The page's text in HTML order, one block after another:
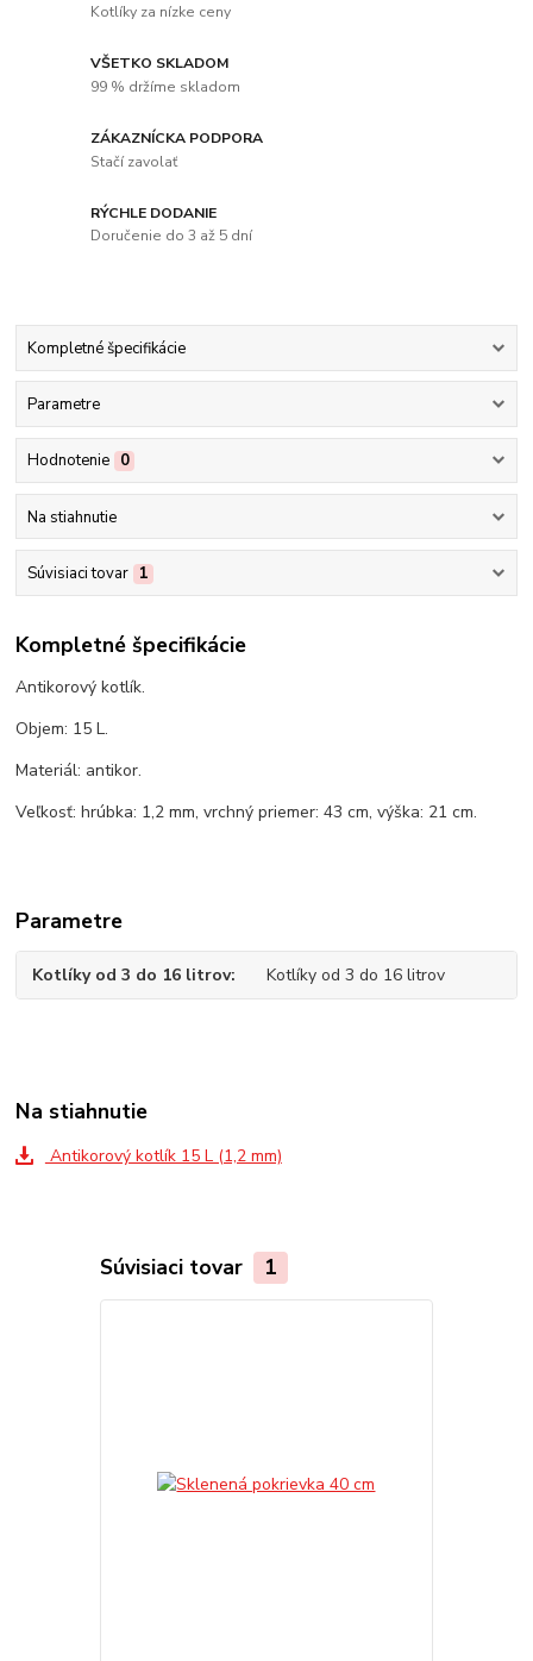
Kotlíky za nízke ceny
VŠETKO SKLADOM
99 % držíme skladom
ZÁKAZNÍCKA PODPORA
Stačí zavolať
RÝCHLE DODANIE
Doručenie do 3 až 5 dní
Kompletné špecifikácie
Parametre
Hodnotenie 0
Na stiahnutie
Súvisiaci tovar 1
Kompletné špecifikácie
Antikorový kotlík.
Objem: 15 L.
Materiál: antikor.
Veľkosť: hrúbka: 1,2 mm, vrchný priemer: 43 cm, výška: 21 cm.
Parametre
Kotlíky od 3 do 16 litrov Kotlíky od 3 do 16 litrov
Na stiahnutie
Antikorový kotlík 15 L (1,2 mm)
Súvisiaci tovar 1